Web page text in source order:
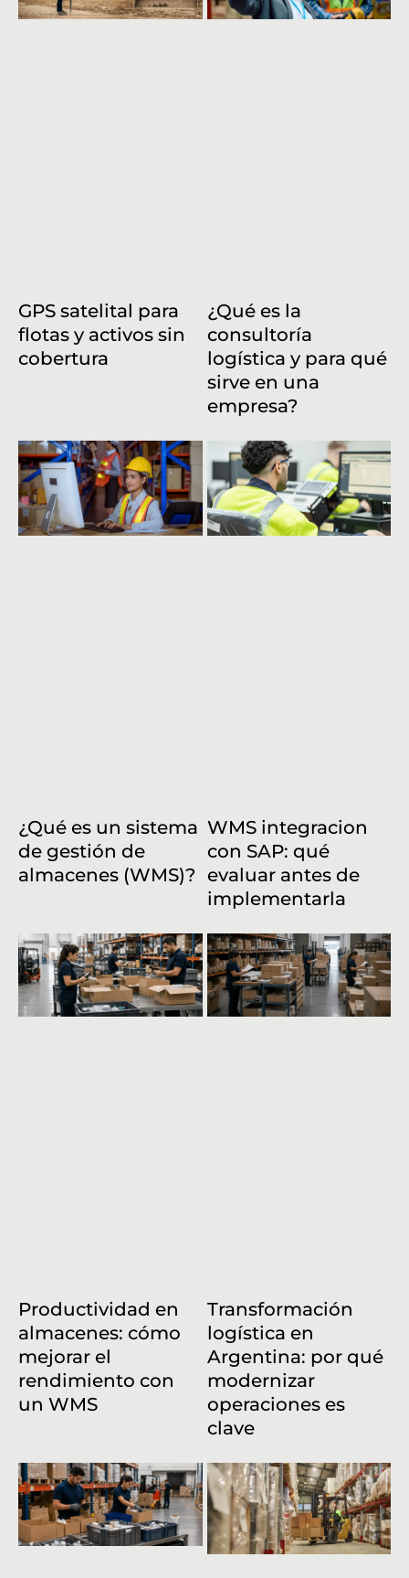
GPS satelital para
flotas y activos sin
cobertura
¿Qué es la
consultoría
logística y para qué
sirve en una
empresa?
¿Qué es un sistema
de gestión de
almacenes (WMS)?
WMS integracion
con SAP: qué
evaluar antes de
implementarla
Productividad en
almacenes: cómo
mejorar el
rendimiento con
un WMS
Transformación
logística en
Argentina: por qué
modernizar
operaciones es
clave